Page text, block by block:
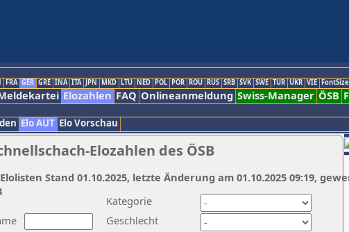
FRA GER GRE INA ITA JPN MKD LTU NED POL POR ROU RUS SRB SVK SWE TUR UKR VIE
Elozahlen FAQ Onlineanmeldung Swiss-Manager ÖSB
Elo AUT Elo Vorschau
Elozahlen des ÖSB
Kategorie
Geschlecht
Stand 01.10.2025, letzte Änderung am 01.10.2025 09:19,